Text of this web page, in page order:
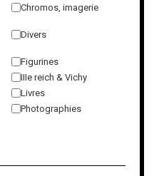
Chromos, imagerie
Divers
Figurines
IIIe reich & Vichy
Livres
Photographies